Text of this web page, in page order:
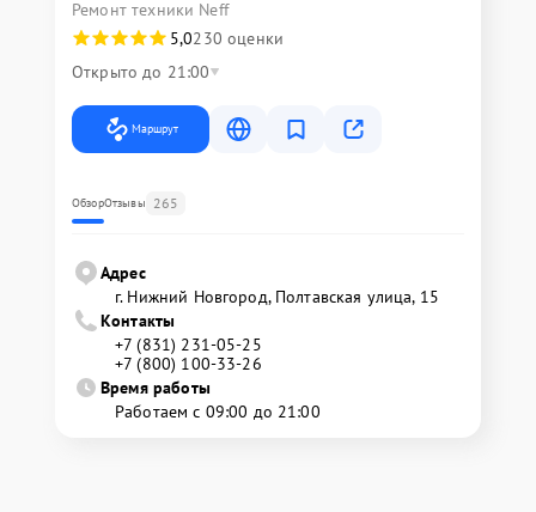
Ремонт техники Neff
5,0230 оценки
Открыто до 21:00
Маршрут
ОбзорОтзывы 265
Адрес
г. Нижний Новгород, Полтавская улица, 15
Контакты
+7 (831) 231-05-25
+7 (800) 100-33-26
Время работы
Работаем с 09:00 до 21:00